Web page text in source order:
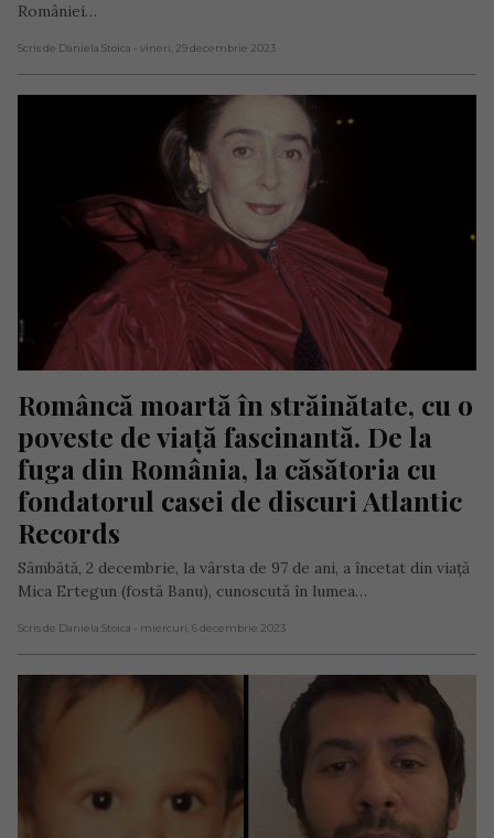
României…
Scris de Daniela Stoica - vineri, 29 decembrie 2023
Româncă moartă în străinătate, cu o
poveste de viață fascinantă. De la
fuga din România, la căsătoria cu
fondatorul casei de discuri Atlantic
Records
Sâmbătă, 2 decembrie, la vârsta de 97 de ani, a încetat din viață
Mica Ertegun (fostă Banu), cunoscută în lumea…
Scris de Daniela Stoica - miercuri, 6 decembrie 2023